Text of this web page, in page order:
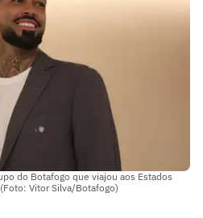
do Botafogo que viajou aos Estados
Vitor Silva/Botafogo)